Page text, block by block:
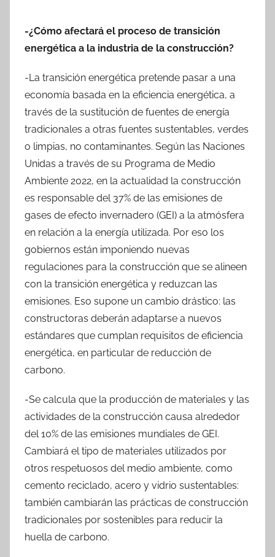
-¿Cómo afectará el proceso de transición
energética a la industria de la construcción?
-La transición energética pretende pasar a una
economía basada en la eficiencia energética, a
través de la sustitución de fuentes de energía
tradicionales a otras fuentes sustentables, verdes
o limpias, no contaminantes. Según las Naciones
Unidas a través de su Programa de Medio
Ambiente 2022, en la actualidad la construcción
es responsable del 37% de las emisiones de
gases de efecto invernadero (GEI) a la atmósfera
en relación a la energía utilizada. Por eso los
gobiernos están imponiendo nuevas
regulaciones para la construcción que se alineen
con la transición energética y reduzcan las
emisiones. Eso supone un cambio drástico: las
constructoras deberán adaptarse a nuevos
estándares que cumplan requisitos de eficiencia
energética, en particular de reducción de
carbono.
-Se calcula que la producción de materiales y las
actividades de la construcción causa alrededor
del 10% de las emisiones mundiales de GEI.
Cambiará el tipo de materiales utilizados por
otros respetuosos del medio ambiente, como
cemento reciclado, acero y vidrio sustentables:
también cambiarán las prácticas de construcción
tradicionales por sostenibles para reducir la
huella de carbono.